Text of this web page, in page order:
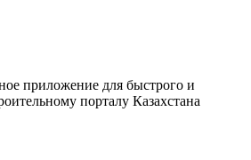
приложение для быстрого и
порталу Казахстана